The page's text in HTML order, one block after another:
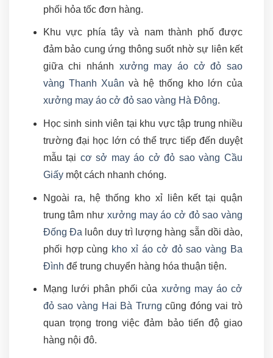
phối hỏa tốc đơn hàng.
Khu vực phía tây và nam thành phố được
đảm bảo cung ứng thông suốt nhờ sự liên kết
giữa chi nhánh xưởng may áo cở đỏ sao
vàng Thanh Xuân và hệ thống kho lớn của
xưởng may áo cở đỏ sao vàng Hà Đông.
Học sinh sinh viên tại khu vực tập trung nhiều
trường đại học lớn có thể trực tiếp đến duyệt
mẫu tại cơ sở may áo cở đỏ sao vàng Cầu
Giấymột cách nhanh chóng.
Ngoài ra, hệ thống kho xỉ liên kết tại quận
trung tâm như xưởng may áo cở đỏ sao vàng
Đống Đa luôn duy trì lượng hàng sẵn dồi dào,
phối hợp cùng kho xỉ áo cở đỏ sao vàng Ba
Đình để trung chuyển hàng hóa thuận tiện.
Mạng lưới phân phối của xưởng may áo cở
đỏ sao vàng Hai Bà Trưng cũng đóng vai trò
quan trọng trong việc đảm bảo tiến độ giao
hàng nội đô.